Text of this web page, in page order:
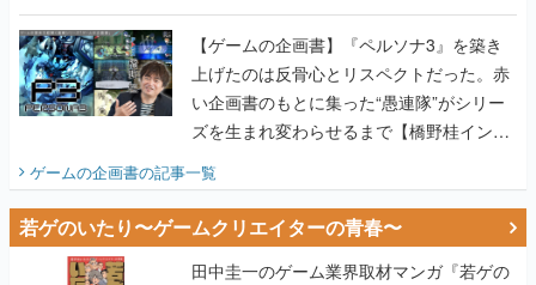
画書】
【ゲームの企画書】『ペルソナ3』を築き
上げたのは反骨心とリスペクトだった。赤
い企画書のもとに集った“愚連隊”がシリー
ズを生まれ変わらせるまで【橋野桂インタ
ビュー】
ゲームの企画書の記事一覧
若ゲのいたり〜ゲームクリエイターの青春〜
田中圭一のゲーム業界取材マンガ『若ゲの